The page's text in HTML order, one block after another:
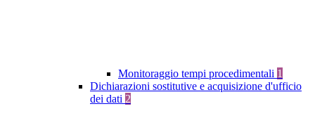
Monitoraggio tempi procedimentali 1
Dichiarazioni sostitutive e acquisizione d'ufficio
dei dati 2